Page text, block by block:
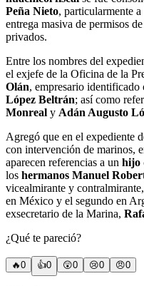
Peña Nieto, particularmente
entrega masiva de permisos
privados.
Entre los nombres del
el exjefe de la Oficina de la
Olán, empresario identificado
López Beltrán; así como
Monreal y Adán Augusto
Agregó que en el expediente
con intervención de marinos,
aparecen referencias a un hijo
los hermanos Manuel
vicealmirante y
en México y el segundo en
exsecretario de la Marina,
¿Qué te pareció?
🔥0 👍0 😲0 😢0 😠0